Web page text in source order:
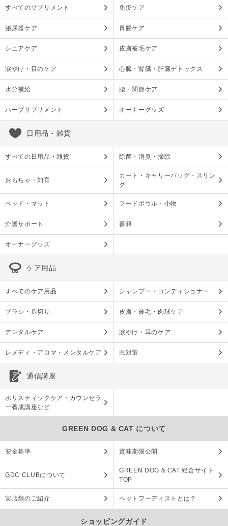
すべてのサプリメント 免疫ケア
泌尿器ケア 胃腸ケア
シニアケア 皮膚被毛ケア
涙やけ・目のケア 心臓・腎臓・肝臓デトックス
水分補給 腰・関節ケア
ハーブサプリメント オーナーグッズ
日用品・雑貨
すべての日用品・雑貨 除菌・消臭・掃除
おもちゃ・知育
カート・キャリーバッグ・スリン
グ
ベッド・マット フードボウル・小物
介護サポート 書籍
オーナーグッズ
ケア用品
すべてのケア用品 シャンプー・コンディショナー
ブラシ・爪切り 皮膚・被毛・肉球ケア
デンタルケア 涙やけ・耳のケア
レメディ・アロマ・メンタルケア 虫対策
通信講座
ホリスティックケア・カウンセラ
ー養成講座など
GREEN DOG & CAT について
安全基準 賞味期限公開
GDC CLUBについて
GREEN DOG & CAT 総合サイト
TOP
実店舗のご紹介 ペットフーディストとは？
ショッピングガイド